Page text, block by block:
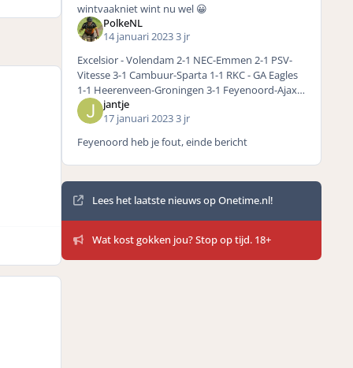
wintvaakniet wint nu wel 😀
PolkeNL
14 januari 20233 jr
Excelsior - Volendam 2-1 NEC-Emmen 2-1 PSV-
Vitesse 3-1 Cambuur-Sparta 1-1 RKC - GA Eagles
1-1 Heerenveen-Groningen 3-1 Feyenoord-Ajax
2-2 Twente-Utrecht 2-1 AZ-Fortuna 3-1 Zie dat ik
de correct score
jantje
17 januari 20233 jr
Feyenoord heb je fout, einde bericht
Mededelingen
Lees het laatste nieuws op Onetime.nl!
Wat kost gokken jou? Stop op tijd. 18+